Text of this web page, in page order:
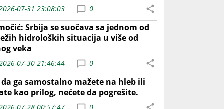
07-31 23:08:03 0
Srbija se suočava sa jednom od
hidroloških situacija u više od
veka
07-30 21:46:44 0
ga samostalno mažete na hleb ili
kao prilog, nećete da pogrešite.
07-28 00:57:47 0